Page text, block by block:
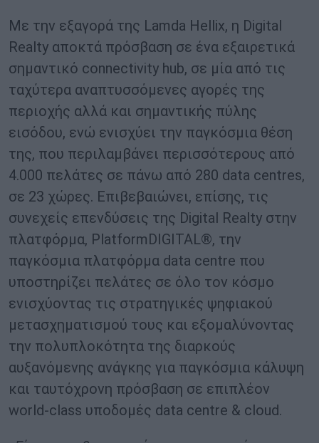
Με την εξαγορά της Lamda Hellix, η Digital
Realty αποκτά πρόσβαση σε ένα εξαιρετικά
σημαντικό connectivity hub, σε μία από τις
ταχύτερα αναπτυσσόμενες αγορές της
περιοχής αλλά και σημαντικής πύλης
εισόδου, ενώ ενισχύει την παγκόσμια θέση
της, που περιλαμβάνει περισσότερους από
4.000 πελάτες σε πάνω από 280 data centres,
σε 23 χώρες. Επιβεβαιώνει, επίσης, τις
συνεχείς επενδύσεις της Digital Realty στην
πλατφόρμα, PlatformDIGITAL®, την
παγκόσμια πλατφόρμα data centre που
υποστηρίζει πελάτες σε όλο τον κόσμο
ενισχύοντας τις στρατηγικές ψηφιακού
μετασχηματισμού τους και εξομαλύνοντας
την πολυπλοκότητα της διαρκούς
αυξανόμενης ανάγκης για παγκόσμια κάλυψη
και ταυτόχρονη πρόσβαση σε επιπλέον
world-class υποδομές data centre & cloud.